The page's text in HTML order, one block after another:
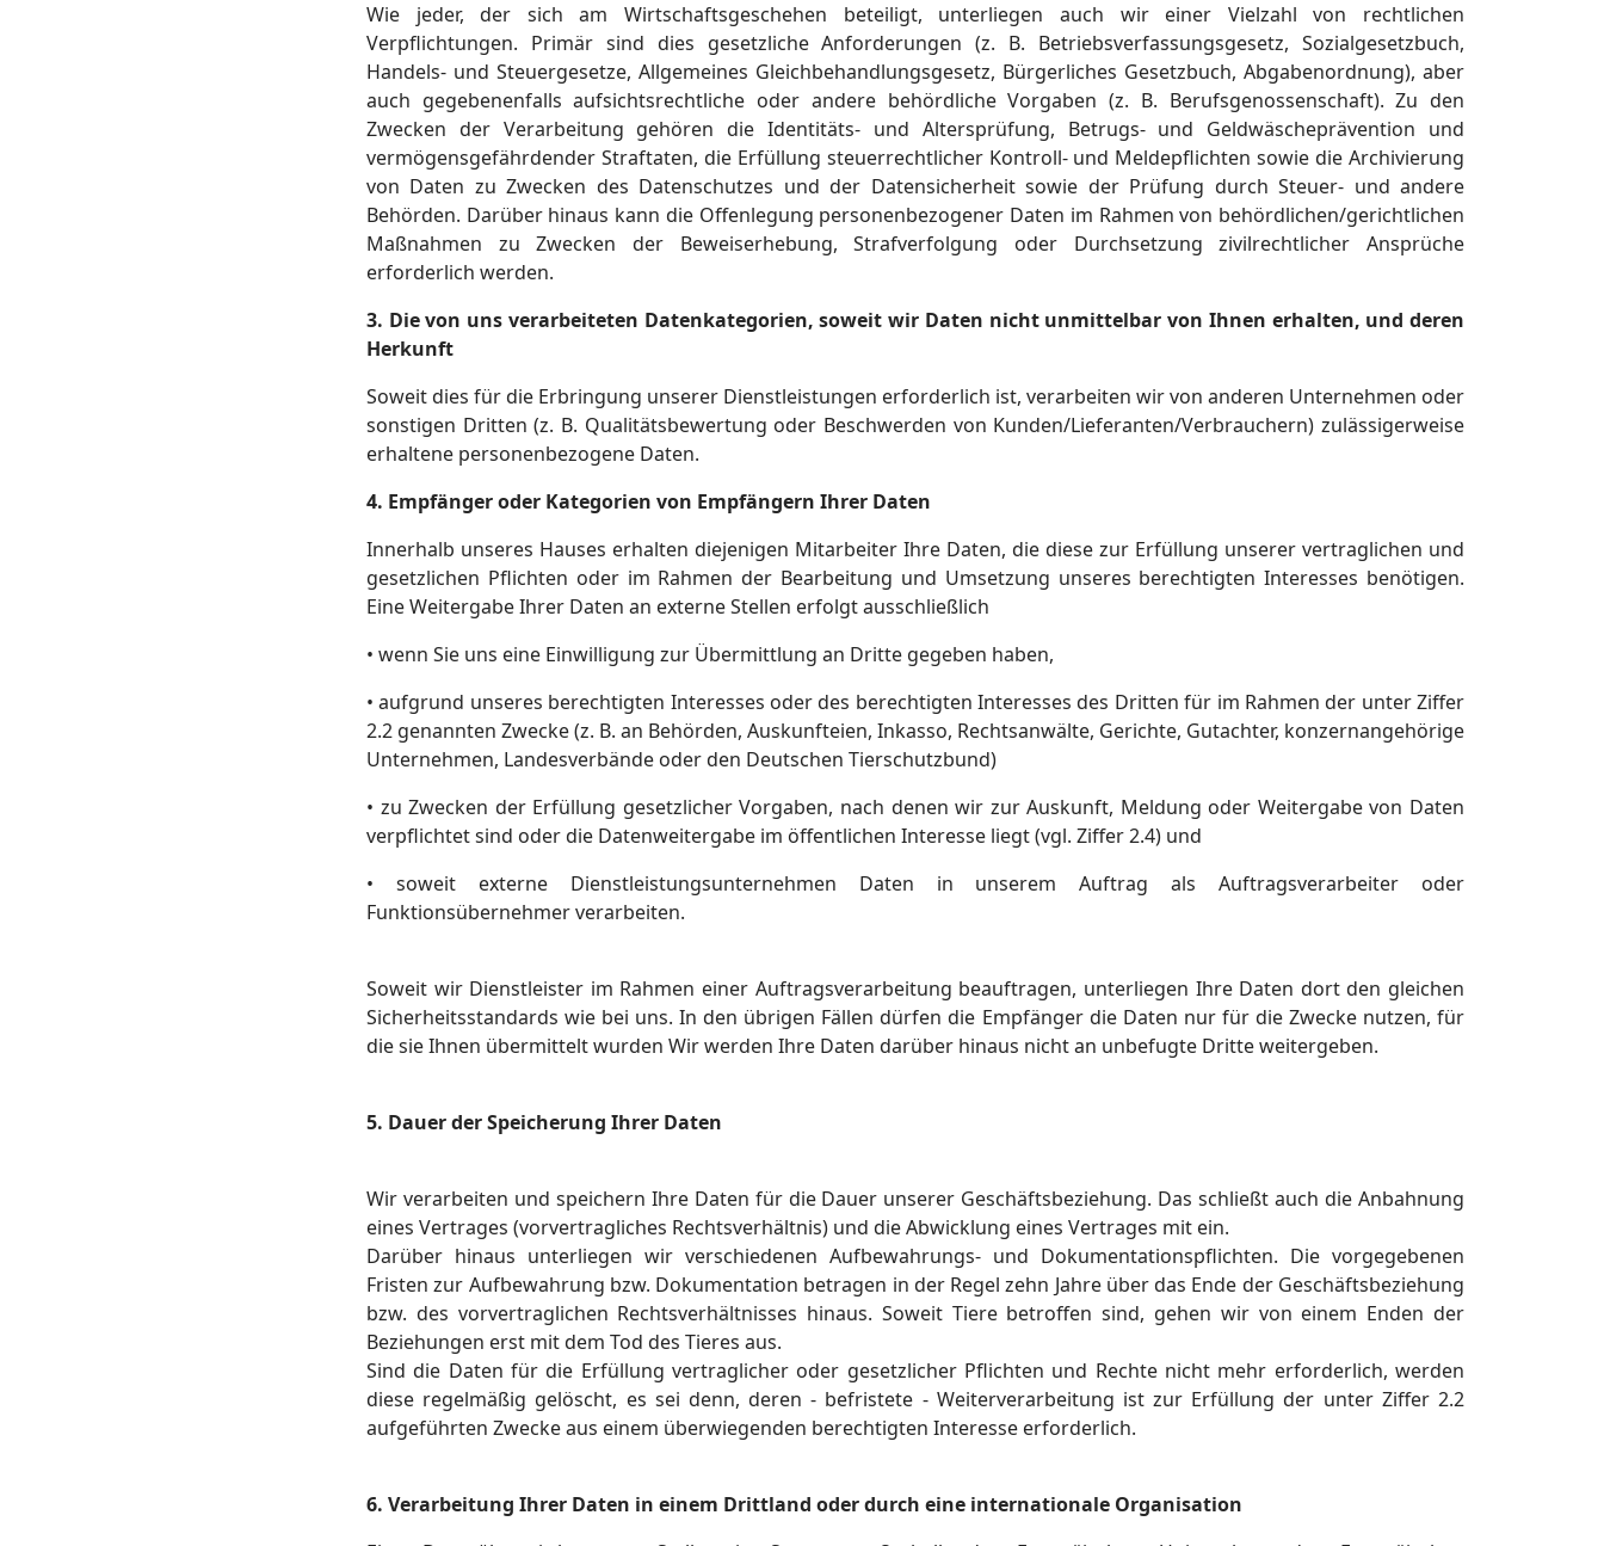
Wie jeder, der sich am Wirtschaftsgeschehen beteiligt, unterliegen auch wir einer Vielzahl von rechtlichen
Verpflichtungen. Primär sind dies gesetzliche Anforderungen (z. B. Betriebsverfassungsgesetz, Sozialgesetzbuch,
Handels- und Steuergesetze, Allgemeines Gleichbehandlungsgesetz, Bürgerliches Gesetzbuch, Abgabenordnung), aber
auch gegebenenfalls aufsichtsrechtliche oder andere behördliche Vorgaben (z. B. Berufsgenossenschaft). Zu den
Zwecken der Verarbeitung gehören die Identitäts- und Altersprüfung, Betrugs- und Geldwäscheprävention und
vermögensgefährdender Straftaten, die Erfüllung steuerrechtlicher Kontroll- und Meldepflichten sowie die Archivierung
von Daten zu Zwecken des Datenschutzes und der Datensicherheit sowie der Prüfung durch Steuer- und andere
Behörden. Darüber hinaus kann die Offenlegung personenbezogener Daten im Rahmen von behördlichen/gerichtlichen
Maßnahmen zu Zwecken der Beweiserhebung, Strafverfolgung oder Durchsetzung zivilrechtlicher Ansprüche
erforderlich werden.
3. Die von uns verarbeiteten Datenkategorien, soweit wir Daten nicht unmittelbar von Ihnen erhalten, und deren
Herkunft
Soweit dies für die Erbringung unserer Dienstleistungen erforderlich ist, verarbeiten wir von anderen Unternehmen oder
sonstigen Dritten (z. B. Qualitätsbewertung oder Beschwerden von Kunden/Lieferanten/Verbrauchern) zulässigerweise
erhaltene personenbezogene Daten.
4. Empfänger oder Kategorien von Empfängern Ihrer Daten
Innerhalb unseres Hauses erhalten diejenigen Mitarbeiter Ihre Daten, die diese zur Erfüllung unserer vertraglichen und
gesetzlichen Pflichten oder im Rahmen der Bearbeitung und Umsetzung unseres berechtigten Interesses benötigen.
Eine Weitergabe Ihrer Daten an externe Stellen erfolgt ausschließlich
• wenn Sie uns eine Einwilligung zur Übermittlung an Dritte gegeben haben,
• aufgrund unseres berechtigten Interesses oder des berechtigten Interesses des Dritten für im Rahmen der unter Ziffer
2.2 genannten Zwecke (z. B. an Behörden, Auskunfteien, Inkasso, Rechtsanwälte, Gerichte, Gutachter, konzernangehörige
Unternehmen, Landesverbände oder den Deutschen Tierschutzbund)
• zu Zwecken der Erfüllung gesetzlicher Vorgaben, nach denen wir zur Auskunft, Meldung oder Weitergabe von Daten
verpflichtet sind oder die Datenweitergabe im öffentlichen Interesse liegt (vgl. Ziffer 2.4) und
• soweit externe Dienstleistungsunternehmen Daten in unserem Auftrag als Auftragsverarbeiter oder
Funktionsübernehmer verarbeiten.
Soweit wir Dienstleister im Rahmen einer Auftragsverarbeitung beauftragen, unterliegen Ihre Daten dort den gleichen
Sicherheitsstandards wie bei uns. In den übrigen Fällen dürfen die Empfänger die Daten nur für die Zwecke nutzen, für
die sie Ihnen übermittelt wurden Wir werden Ihre Daten darüber hinaus nicht an unbefugte Dritte weitergeben.
5. Dauer der Speicherung Ihrer Daten
Wir verarbeiten und speichern Ihre Daten für die Dauer unserer Geschäftsbeziehung. Das schließt auch die Anbahnung
eines Vertrages (vorvertragliches Rechtsverhältnis) und die Abwicklung eines Vertrages mit ein.
Darüber hinaus unterliegen wir verschiedenen Aufbewahrungs- und Dokumentationspflichten. Die vorgegebenen
Fristen zur Aufbewahrung bzw. Dokumentation betragen in der Regel zehn Jahre über das Ende der Geschäftsbeziehung
bzw. des vorvertraglichen Rechtsverhältnisses hinaus. Soweit Tiere betroffen sind, gehen wir von einem Enden der
Beziehungen erst mit dem Tod des Tieres aus.
Sind die Daten für die Erfüllung vertraglicher oder gesetzlicher Pflichten und Rechte nicht mehr erforderlich, werden
diese regelmäßig gelöscht, es sei denn, deren - befristete - Weiterverarbeitung ist zur Erfüllung der unter Ziffer 2.2
aufgeführten Zwecke aus einem überwiegenden berechtigten Interesse erforderlich.
6. Verarbeitung Ihrer Daten in einem Drittland oder durch eine internationale Organisation